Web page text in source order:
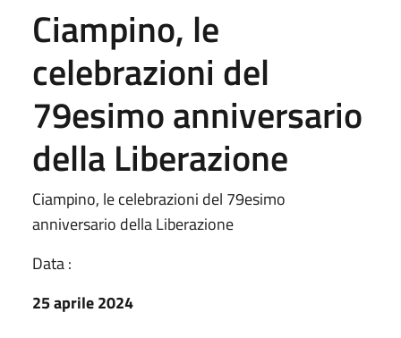
Ciampino, le
celebrazioni del
79esimo anniversario
della Liberazione
Ciampino, le celebrazioni del 79esimo
anniversario della Liberazione
Data :
25 aprile 2024